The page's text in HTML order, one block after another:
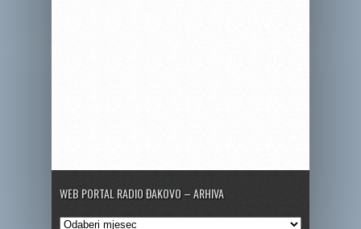
WEB PORTAL RADIO ĐAKOVO – ARHIVA
Web